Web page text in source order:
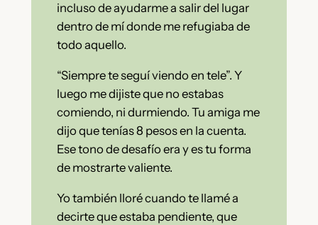
incluso de ayudarme a salir del lugar
dentro de mí donde me refugiaba de
todo aquello.
“Siempre te seguí viendo en tele”. Y
luego me dijiste que no estabas
comiendo, ni durmiendo. Tu amiga me
dijo que tenías 8 pesos en la cuenta.
Ese tono de desafío era y es tu forma
de mostrarte valiente.
Yo también lloré cuando te llamé a
decirte que estaba pendiente, que